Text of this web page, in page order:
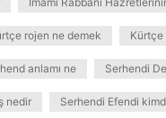
rojen ne demek Kürtçe
anlamı ne Serhendi
nedir Serhendi Efendi